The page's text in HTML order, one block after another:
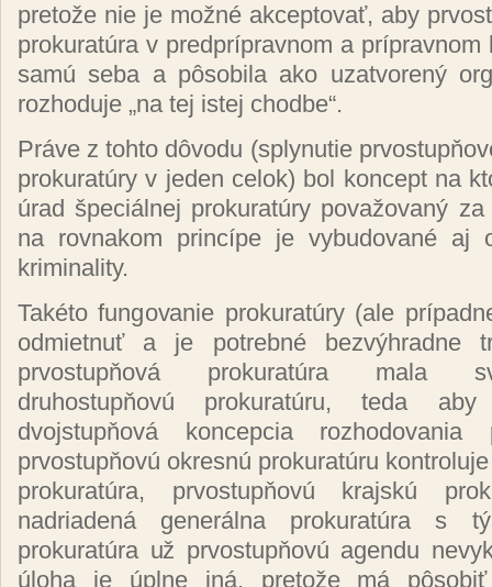
pretože nie je možné akceptovať, aby
prokuratúra v predprípravnom a
samú seba a pôsobila ako uzatvorený
rozhoduje „na tej istej chodbe“.
Práve z tohto dôvodu (splynutie
prokuratúry v jeden celok) bol koncept na
úrad špeciálnej prokuratúry považovaný
na rovnakom princípe je vybudované aj
kriminality.
Takéto fungovanie prokuratúry (ale
odmietnuť a je potrebné bezvýhradne
prvostupňová prokuratúra mala
druhostupňovú prokuratúru, teda
dvojstupňová koncepcia
prvostupňovú okresnú prokuratúru
prokuratúra, prvostupňovú krajskú
nadriadená generálna prokuratúra s
prokuratúra už prvostupňovú agendu
úloha je úplne iná, pretože má